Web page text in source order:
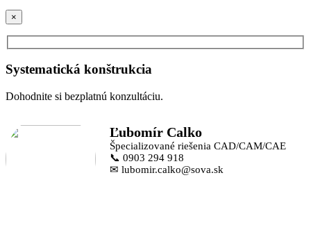
×
Systematická konštrukcia
Dohodnite si bezplatnú konzultáciu.
Ľubomír Calko
Špecializované riešenia CAD/CAM/CAE
📞 0903 294 918
✉ lubomir.calko@sova.sk